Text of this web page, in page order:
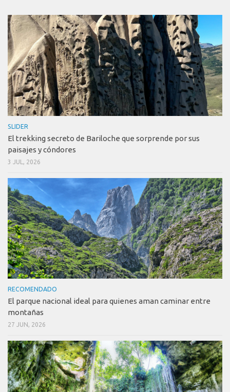
SLIDER
El trekking secreto de Bariloche que sorprende por sus
paisajes y cóndores
3 JUL, 2026
RECOMENDADO
El parque nacional ideal para quienes aman caminar entre
montañas
27 JUN, 2026